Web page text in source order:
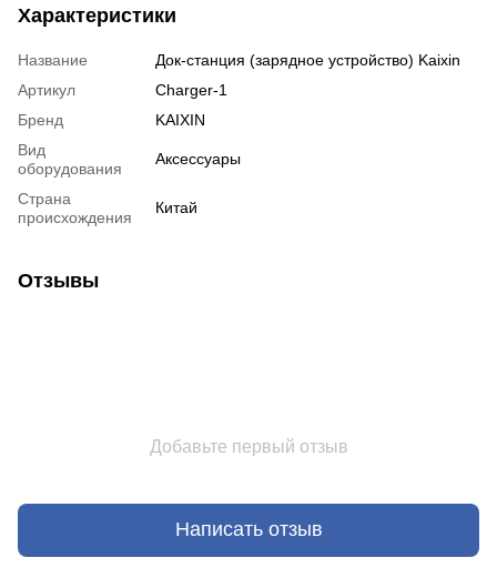
Характеристики
Название
Док-станция (зарядное устройство) Kaixin
Артикул
Charger-1
Бренд
KAIXIN
Вид
оборудования
Аксессуары
Страна
происхождения
Китай
Отзывы
Добавьте первый отзыв
Написать отзыв